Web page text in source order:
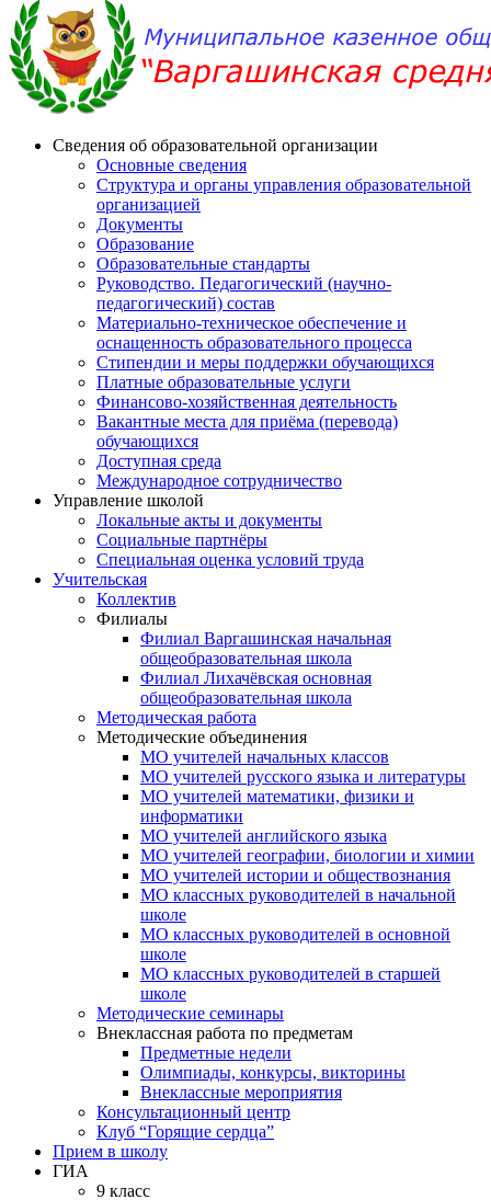
Сведения об образовательной организации
Основные сведения
Структура и органы управления образовательной
организацией
Документы
Образование
Образовательные стандарты
Руководство. Педагогический (научно-
педагогический) состав
Материально-техническое обеспечение и
оснащенность образовательного процесса
Стипендии и меры поддержки обучающихся
Платные образовательные услуги
Финансово-хозяйственная деятельность
Вакантные места для приёма (перевода)
обучающихся
Доступная среда
Международное сотрудничество
Управление школой
Локальные акты и документы
Социальные партнёры
Специальная оценка условий труда
Учительская
Коллектив
Филиалы
Филиал Варгашинская начальная
общеобразовательная школа
Филиал Лихачёвская основная
общеобразовательная школа
Методическая работа
Методические объединения
МО учителей начальных классов
МО учителей русского языка и литературы
МО учителей математики, физики и
информатики
МО учителей английского языка
МО учителей географии, биологии и химии
МО учителей истории и обществознания
МО классных руководителей в начальной
школе
МО классных руководителей в основной
школе
МО классных руководителей в старшей
школе
Методические семинары
Внеклассная работа по предметам
Предметные недели
Олимпиады, конкурсы, викторины
Внеклассные мероприятия
Консультационный центр
Клуб “Горящие сердца”
Прием в школу
ГИА
9 класс